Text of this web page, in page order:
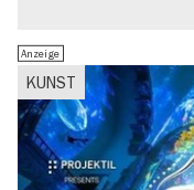
KUNST
Anzeige